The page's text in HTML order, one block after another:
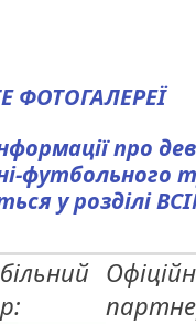
ФОТОГАЛЕРЕЇ
про
футбольного
у розділі